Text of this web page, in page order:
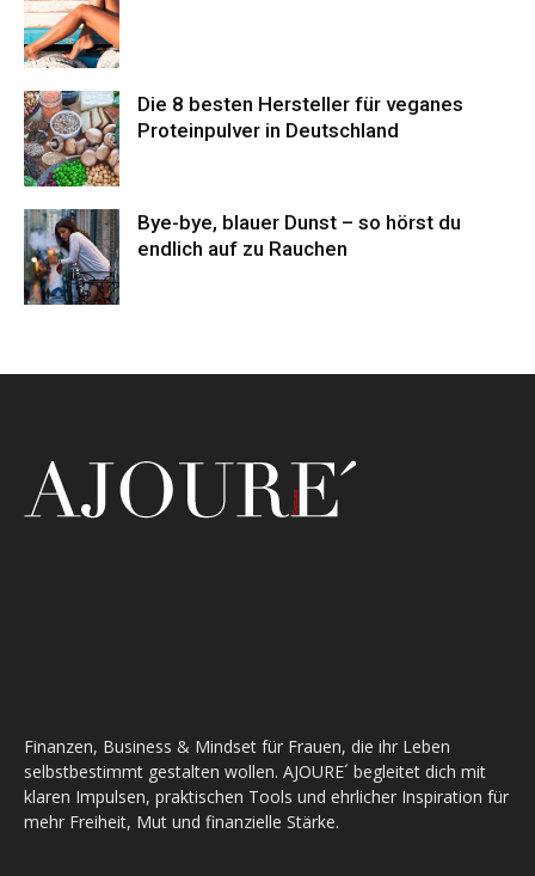
Die 8 besten Hersteller für veganes
Proteinpulver in Deutschland
Bye-bye, blauer Dunst – so hörst du
endlich auf zu Rauchen
Finanzen, Business & Mindset für Frauen, die ihr Leben
selbstbestimmt gestalten wollen. AJOURE´ begleitet dich mit
klaren Impulsen, praktischen Tools und ehrlicher Inspiration für
mehr Freiheit, Mut und finanzielle Stärke.